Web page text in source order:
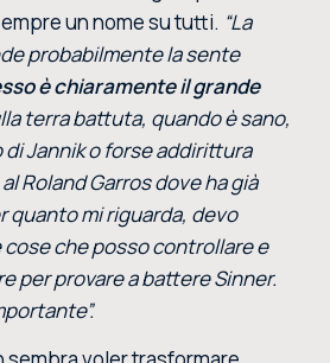
un nome su tutti. “La
probabilmente la sente
è chiaramente il grande
terra battuta, quando è sano,
Jannik o forse addirittura
Roland Garros dove ha già
quanto mi riguarda, devo
che posso controllare e
per provare a battere Sinner.